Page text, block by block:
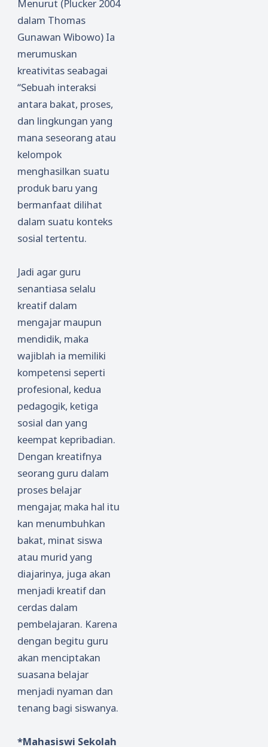
Menurut (Plucker 2004
dalam Thomas
Gunawan Wibowo) Ia
merumuskan
kreativitas seabagai
“Sebuah interaksi
antara bakat, proses,
dan lingkungan yang
mana seseorang atau
kelompok
menghasilkan suatu
produk baru yang
bermanfaat dilihat
dalam suatu konteks
sosial tertentu.
Jadi agar guru
senantiasa selalu
kreatif dalam
mengajar maupun
mendidik, maka
wajiblah ia memiliki
kompetensi seperti
profesional, kedua
pedagogik, ketiga
sosial dan yang
keempat kepribadian.
Dengan kreatifnya
seorang guru dalam
proses belajar
mengajar, maka hal itu
kan menumbuhkan
bakat, minat siswa
atau murid yang
diajarinya, juga akan
menjadi kreatif dan
cerdas dalam
pembelajaran. Karena
dengan begitu guru
akan menciptakan
suasana belajar
menjadi nyaman dan
tenang bagi siswanya.
*Mahasiswi Sekolah